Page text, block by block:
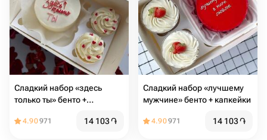
Сладкий набор «здесь
только ты» бенто +
4.90971 14 103֏
Сладкий набор «лучшему
мужчине» бенто + капкейки
4.90971 14 103֏